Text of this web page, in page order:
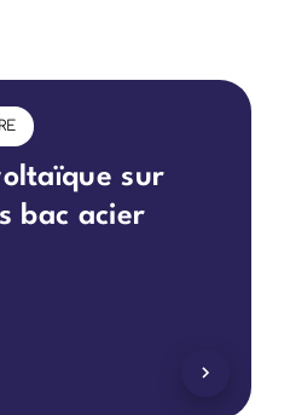
sur
bac acier